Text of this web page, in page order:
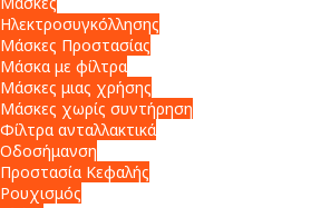
Ηλεκτροσυγκόλλησης
Μάσκες Προστασίας
Μάσκα με φίλτρα
Μάσκες μιας χρήσης
Μάσκες χωρίς συντήρηση
Φίλτρα ανταλλακτικά
Οδοσήμανση
Προστασία Κεφαλής
Ρουχισμός